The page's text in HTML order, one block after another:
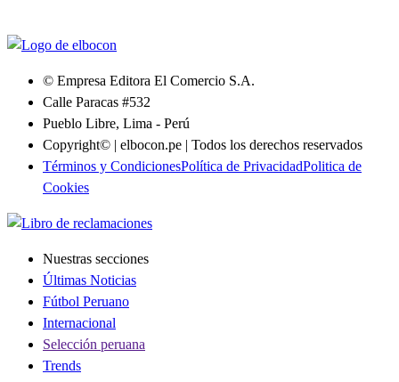
© Empresa Editora El Comercio S.A.
Calle Paracas #532
Pueblo Libre, Lima - Perú
Copyright© | elbocon.pe | Todos los derechos reservados
Términos y CondicionesPolítica de PrivacidadPolitica de
Cookies
Nuestras secciones
Últimas Noticias
Fútbol Peruano
Internacional
Selección peruana
Trends